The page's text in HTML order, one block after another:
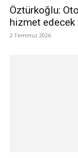
Öztürkoğlu:
hizmet edecek
2 Temmuz 2026